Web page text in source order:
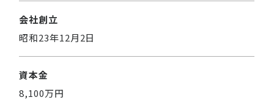
会社創立
昭和23年12月2日
資本金
8,100万円